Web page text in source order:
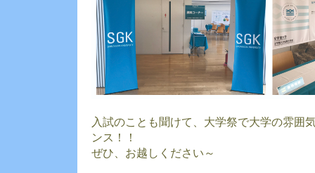
入試のことも聞けて、大学祭で大学の雰囲
ンス！！
ぜひ、お越しください～